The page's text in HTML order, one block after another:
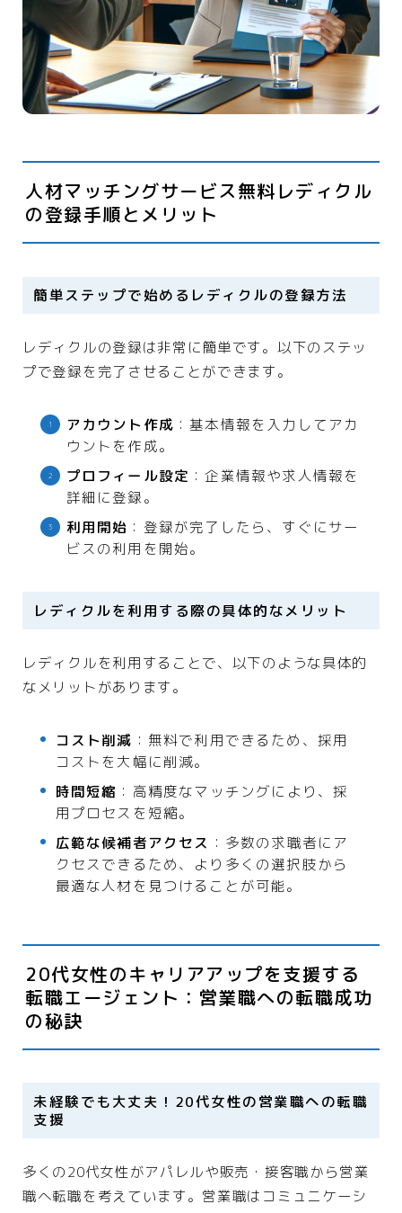
人材マッチングサービス無料レディクル
の登録手順とメリット
簡単ステップで始めるレディクルの登録方法
レディクルの登録は非常に簡単です。以下のステッ
プで登録を完了させることができます。
アカウント作成 ：基本情報を入力してアカ
ウントを作成。
プロフィール設定 ：企業情報や求人情報を
詳細に登録。
利用開始 ：登録が完了したら、すぐにサー
ビスの利用を開始。
レディクルを利用する際の具体的なメリット
レディクルを利用することで、以下のような具体的
なメリットがあります。
コスト削減 ：無料で利用できるため、採用
コストを大幅に削減。
時間短縮 ：高精度なマッチングにより、採
用プロセスを短縮。
広範な候補者アクセス ：多数の求職者にア
クセスできるため、より多くの選択肢から
最適な人材を見つけることが可能。
20代女性のキャリアアップを支援する
転職エージェント：営業職への転職成功
の秘訣
未経験でも大丈夫！20代女性の営業職への転職
支援
多くの20代女性がアパレルや販売・接客職から営業
職へ転職を考えています。営業職はコミュニケーシ